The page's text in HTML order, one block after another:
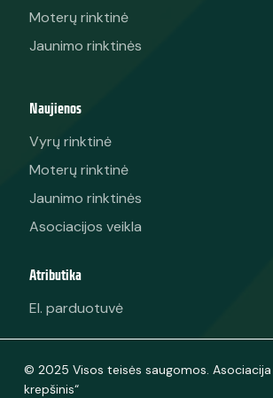
Moterų rinktinė
Jaunimo rinktinės
Naujienos
Vyrų rinktinė
Moterų rinktinė
Jaunimo rinktinės
Asociacijos veikla
Atributika
El. parduotuvė
© 2025 Visos teisės saugomos. Asociacija
krepšinis“